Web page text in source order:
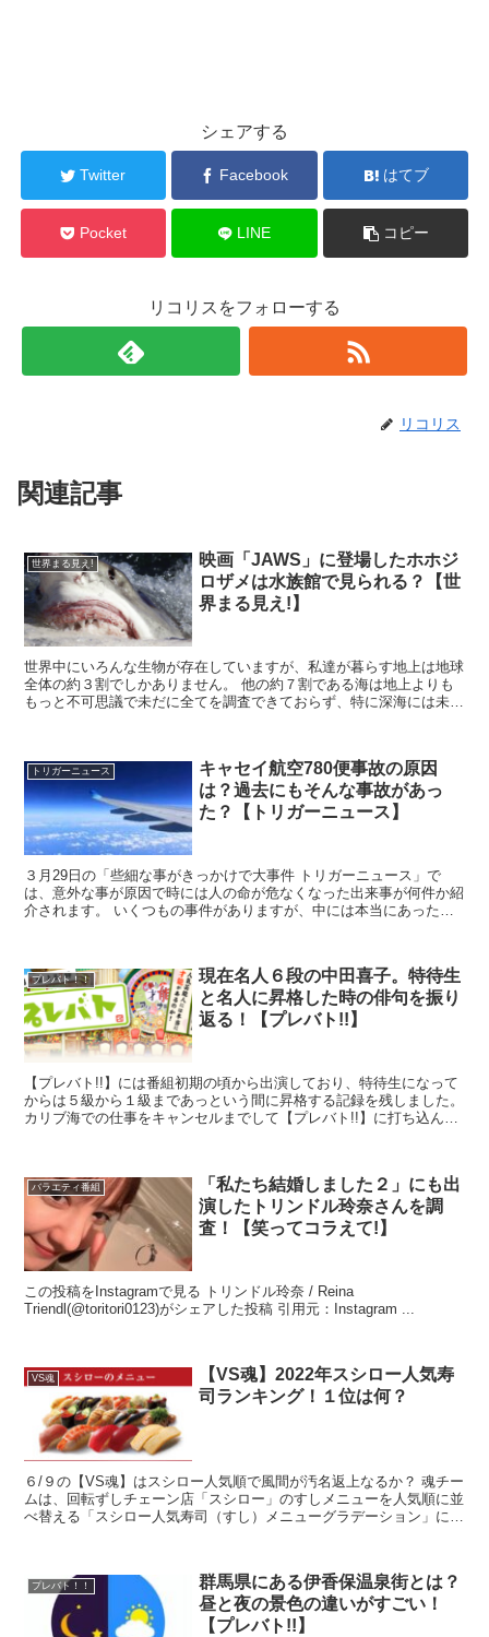
シェアする
Twitter Facebook はてブ
Pocket LINE コピー
リコリスをフォローする
リコリス
関連記事
世界まる見え!
映画「JAWS」に登場したホホジ
ロザメは水族館で見られる？【世
界まる見え!】
世界中にいろんな生物が存在していますが、私達が暮らす地上は地球
全体の約３割でしかありません。 他の約７割である海は地上よりも
もっと不可思議で未だに全てを調査できておらず、特に深海には未知
トリガーニュース
キャセイ航空780便事故の原因
は？過去にもそんな事故があっ
た？【トリガーニュース】
３月29日の「些細な事がきっかけで大事件 トリガーニュース」で
は、意外な事が原因で時には人の命が危なくなった出来事が何件か紹
介されます。 いくつもの事件がありますが、中には本当にあった出
プレバト！！
現在名人６段の中田喜子。特待生
と名人に昇格した時の俳句を振り
返る！【プレバト!!】
【プレバト!!】には番組初期の頃から出演しており、特待生になって
からは５級から１級まであっという間に昇格する記録を残しました。
カリブ海での仕事をキャンセルまでして【プレバト!!】に打ち込んだ
バラエティ番組
「私たち結婚しました２」にも出
演したトリンドル玲奈さんを調
査！【笑ってコラえて!】
この投稿をInstagramで見る トリンドル玲奈 / Reina
VS魂
【VS魂】2022年スシロー人気寿
司ランキング！１位は何？
６/９の【VS魂】はスシロー人気順で風間が汚名返上なるか？ 魂チー
ムは、回転ずしチェーン店「スシロー」のすしメニューを人気順に並
べ替える「スシロー人気寿司（すし）メニューグラデーション」に挑
プレバト！！
群馬県にある伊香保温泉街とは？
昼と夜の景色の違いがすごい！
【プレバト!!】